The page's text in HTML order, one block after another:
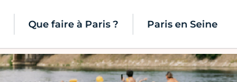
Que faire à Paris ? Paris en Seine